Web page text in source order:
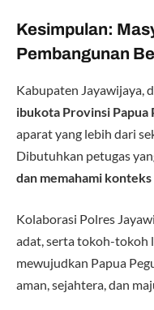
Kesimpulan:
Pembangunan
Kabupaten Jayawijaya,
ibukota Provinsi Papua
aparat yang lebih dari
Dibutuhkan petugas
dan memahami
Kolaborasi Polres
adat, serta tokoh-tokoh
mewujudkan Papua
aman, sejahtera, dan